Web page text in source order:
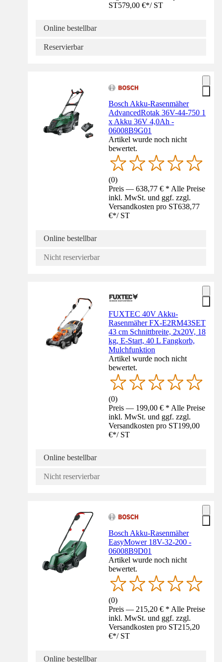
ST579,00 €*/ ST
Online bestellbar
Reservierbar
Bosch Akku-Rasenmäher
AdvancedRotak 36V-44-750 1
x Akku 36V 4,0Ah -
06008B9G01
Artikel wurde noch nicht
bewertet.
(0)
Preis — 638,77 € * Alle Preise
inkl. MwSt. und ggf. zzgl.
Versandkosten pro ST638,77
€*/ ST
Online bestellbar
Nicht reservierbar
FUXTEC 40V Akku-
Rasenmäher FX-E2RM43SET
43 cm Schnittbreite, 2x20V, 18
kg, E-Start, 40 L Fangkorb,
Mulchfunktion
Artikel wurde noch nicht
bewertet.
(0)
Preis — 199,00 € * Alle Preise
inkl. MwSt. und ggf. zzgl.
Versandkosten pro ST199,00
€*/ ST
Online bestellbar
Nicht reservierbar
Bosch Akku-Rasenmäher
EasyMower 18V-32-200 -
06008B9D01
Artikel wurde noch nicht
bewertet.
(0)
Preis — 215,20 € * Alle Preise
inkl. MwSt. und ggf. zzgl.
Versandkosten pro ST215,20
€*/ ST
Online bestellbar